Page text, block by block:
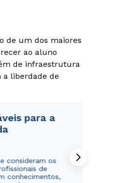
de um dos maiores
ao aluno
de infraestrutura
a liberdade de
para a
consideram os
de
conhecimentos,
ou
ou